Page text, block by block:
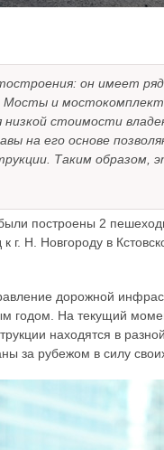
он имеет
и
стоимости
на его основе
Таким образом,
построены 2
г. Н. Новгороду в
дорожной
годом. На текущий
находятся в
за рубежом в силу